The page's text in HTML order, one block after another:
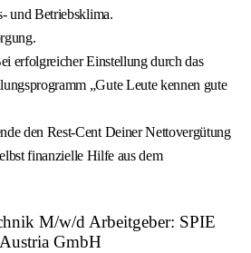
und Betriebsklima.
erfolgreicher Einstellung durch das
„Gute Leute kennen gute
den Rest-Cent Deiner Nettovergütung
finanzielle Hilfe aus dem
M/w/d Arbeitgeber: SPIE
GmbH